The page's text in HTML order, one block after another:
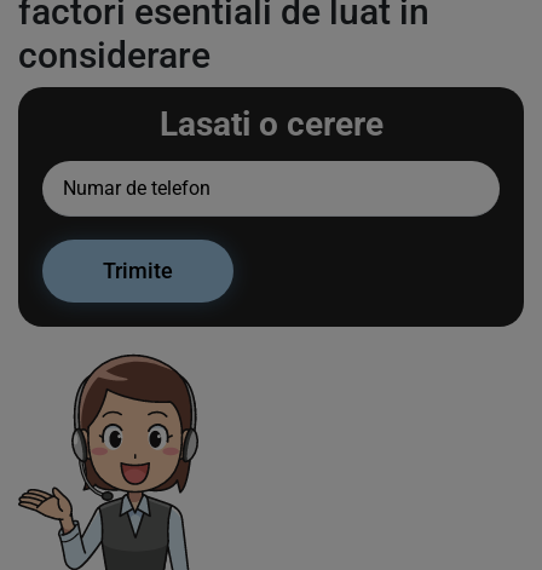
factori esentiali de luat in
considerare
Lasati o cerere